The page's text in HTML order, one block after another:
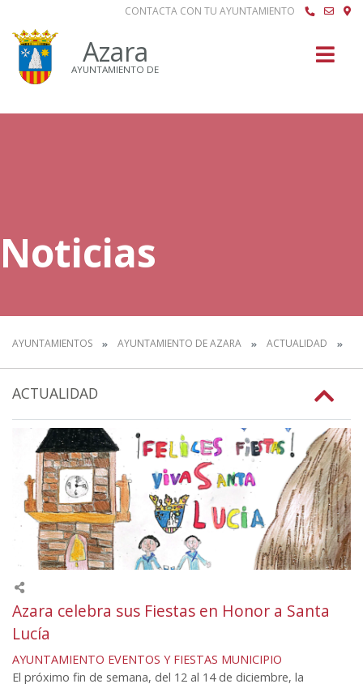
CONTACTA CON TU AYUNTAMIENTO
Azara
AYUNTAMIENTO DE
Noticias
AYUNTAMIENTOS AYUNTAMIENTO DE AZARA ACTUALIDAD
ACTUALIDAD
Azara celebra sus Fiestas en Honor a Santa
Lucía
AYUNTAMIENTO EVENTOS Y FIESTAS MUNICIPIO
El próximo fin de semana, del 12 al 14 de diciembre, la